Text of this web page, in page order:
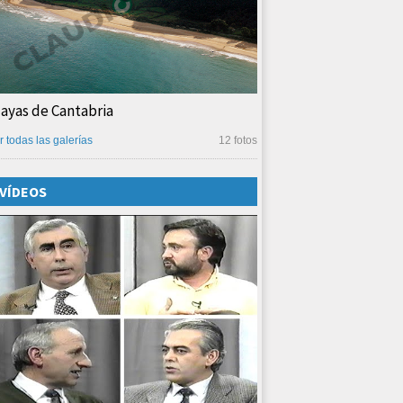
de Cantabria
12 fotos
todas las galerías
VÍDEOS